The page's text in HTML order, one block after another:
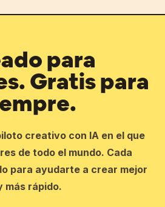
para
Gratis para
creativo con IA en el que
de todo el mundo. Cada
para ayudarte a crear mejor
más rápido.